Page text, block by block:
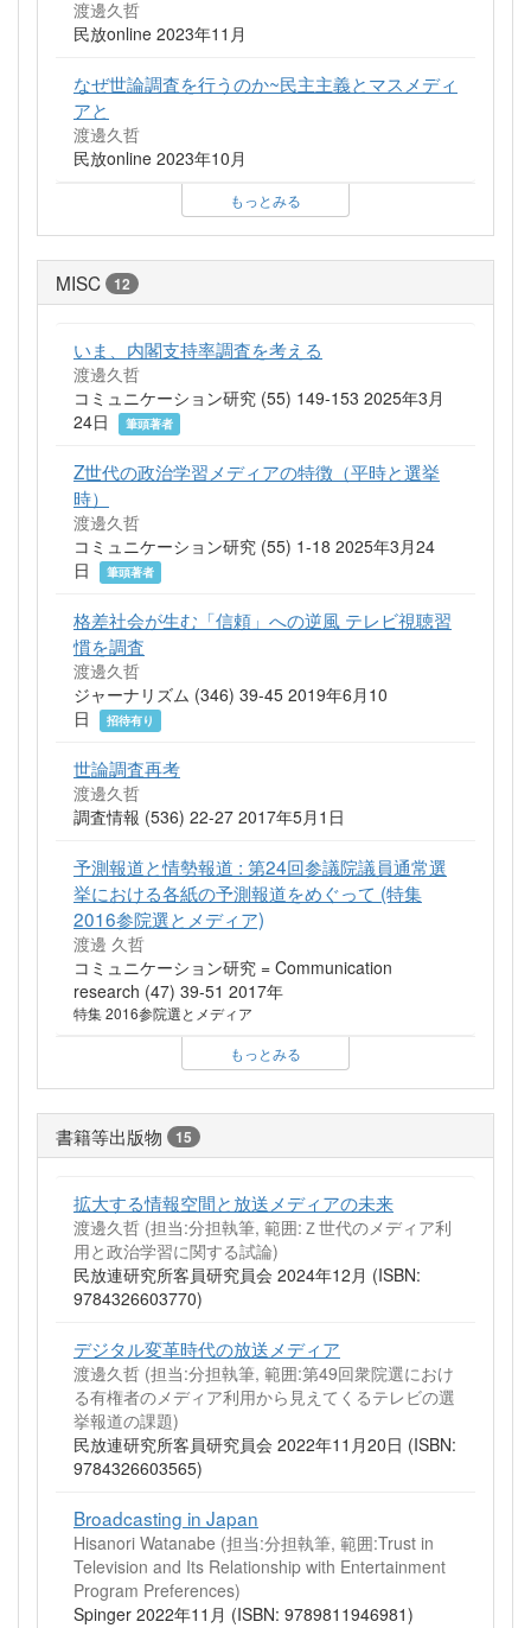
渡邊久哲
民放online 2023年11月
なぜ世論調査を行うのか~民主主義とマスメディ
アと
渡邊久哲
民放online 2023年10月
もっとみる
MISC 12
いま、内閣支持率調査を考える
渡邊久哲
コミュニケーション研究 (55) 149-153 2025年3月
24日
筆頭著者
Z世代の政治学習メディアの特徴（平時と選挙
時）
渡邊久哲
コミュニケーション研究 (55) 1-18 2025年3月24
日
筆頭著者
格差社会が生む「信頼」への逆風 テレビ視聴習
慣を調査
渡邊久哲
ジャーナリズム (346) 39-45 2019年6月10
日
招待有り
世論調査再考
渡邊久哲
調査情報 (536) 22-27 2017年5月1日
予測報道と情勢報道 : 第24回参議院議員通常選
挙における各紙の予測報道をめぐって (特集
2016参院選とメディア)
渡邊 久哲
コミュニケーション研究 = Communication
research (47) 39-51 2017年
特集 2016参院選とメディア
もっとみる
書籍等出版物 15
拡大する情報空間と放送メディアの未来
渡邊久哲 (担当:分担執筆, 範囲:Ｚ世代のメディア利
用と政治学習に関する試論)
民放連研究所客員研究員会 2024年12月 (ISBN:
9784326603770)
デジタル変革時代の放送メディア
渡邊久哲 (担当:分担執筆, 範囲:第49回衆院選におけ
る有権者のメディア利用から見えてくるテレビの選
挙報道の課題)
民放連研究所客員研究員会 2022年11月20日 (ISBN:
9784326603565)
Broadcasting in Japan
Hisanori Watanabe (担当:分担執筆, 範囲:Trust in
Television and Its Relationship with Entertainment
Program Preferences)
Spinger 2022年11月 (ISBN: 9789811946981)